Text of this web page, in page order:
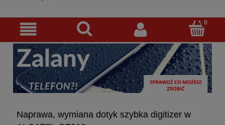
Naprawa, wymiana dotyk szybka digitizer w